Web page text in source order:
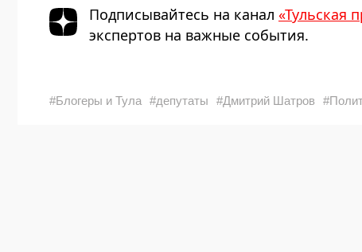
Подписывайтесь на канал «Тульская
экспертов на важные события.
#Блогеры и Тула #депутаты #Дмитрий Шатров